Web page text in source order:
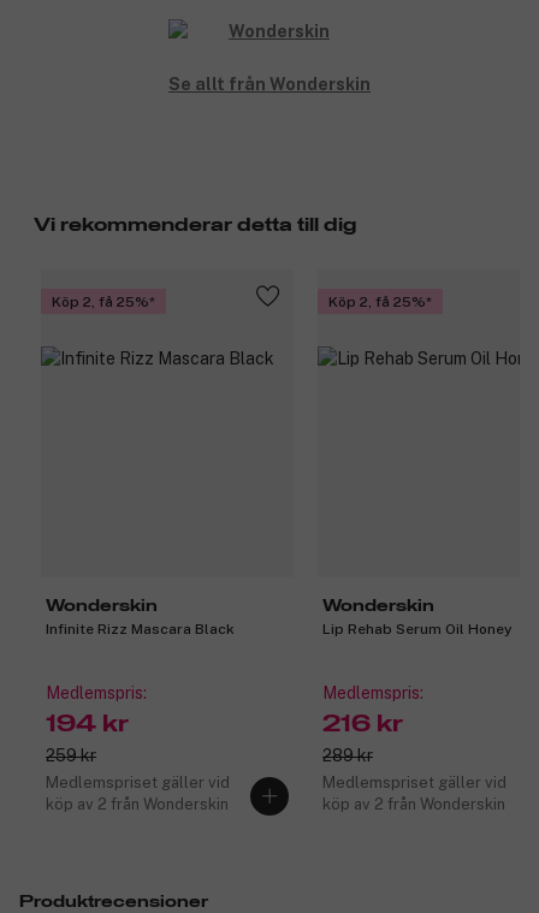
Se allt från Wonderskin
Vi rekommenderar detta till dig
Köp 2, få 25%
Wonderskin
Infinite Rizz Mascara Black
Medlemspris:
194 kr
259 kr
Medlemspriset gäller vid
köp av 2 från Wonderskin
Köp 2, få 25%
Wonderskin
Lip Rehab Serum Oil Honey
Medlemspris:
216 kr
289 kr
Medlemspriset gäller vid
köp av 2 från Wonderskin
Produktrecensioner